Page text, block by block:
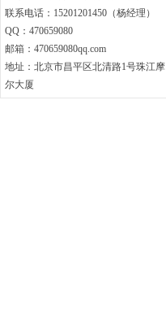
联系电话：15201201450（杨经理）
QQ：470659080
邮箱：470659080qq.com
地址：北京市昌平区北清路1号珠江摩
尔大厦